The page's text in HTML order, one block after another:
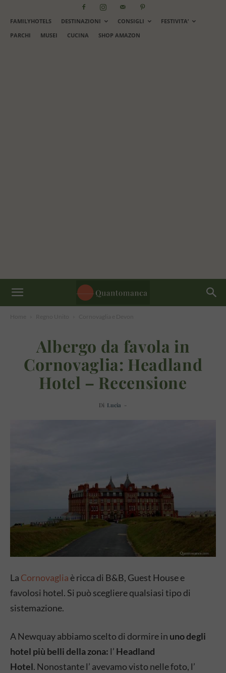
FAMILYHOTELS DESTINAZIONI CONSIGLI
FESTIVITA’
PARCHI
MUSEI CUCINA SHOP AMAZON
Albergo da favola in
Cornovaglia: Headland
Hotel – Recensione
Di Lucia -
La Cornovaglia è ricca di B&B, Guest House e
favolosi hotel. Si può scegliere qualsiasi tipo di
sistemazione.
A Newquay abbiamo scelto di dormire in uno degli
hotel più belli della zona: l’ Headland
Hotel. Nonostante l’ avevamo visto nelle foto, l’